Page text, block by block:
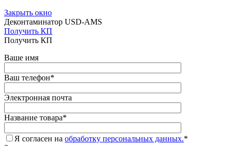
Закрыть окно
Деконтаминатор USD-AMS
Получить КП
Получить КП
Ваше имя
Ваш телефон*
Электронная почта
Название товара*
Я согласен на обработку персональных данных.*